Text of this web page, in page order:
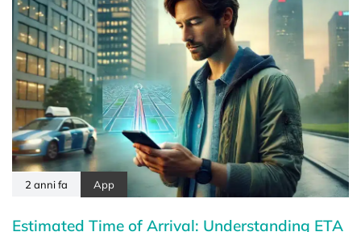
2 anni fa App
Estimated Time of Arrival: Understanding ETA